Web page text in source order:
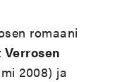
romaani
2008) ja